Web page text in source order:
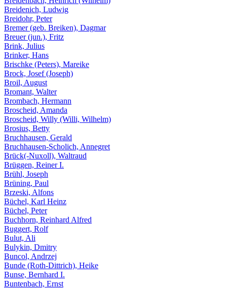
Breidenich, Ludwig
Breidohr, Peter
Bremer (geb. Breiken), Dagmar
Breuer (jun.), Fritz
Brink, Julius
Brinker, Hans
Brischke (Peters), Mareike
Brock, Josef (Joseph)
Broil, August
Bromant, Walter
Brombach, Hermann
Broscheid, Amanda
Broscheid, Willy (Willi, Wilhelm)
Brosius, Betty
Bruchhausen, Gerald
Bruchhausen-Scholich, Annegret
Brück(-Nuxoll), Waltraud
Brüggen, Reiner I.
Brühl, Joseph
Brüning, Paul
Brzeski, Alfons
Büchel, Karl Heinz
Büchel, Peter
Buchhorn, Reinhard Alfred
Buggert, Rolf
Bulut, Ali
Bulykin, Dmitry
Buncol, Andrzej
Bunde (Roth-Dittrich), Heike
Bunse, Bernhard I.
Buntenbach, Ernst